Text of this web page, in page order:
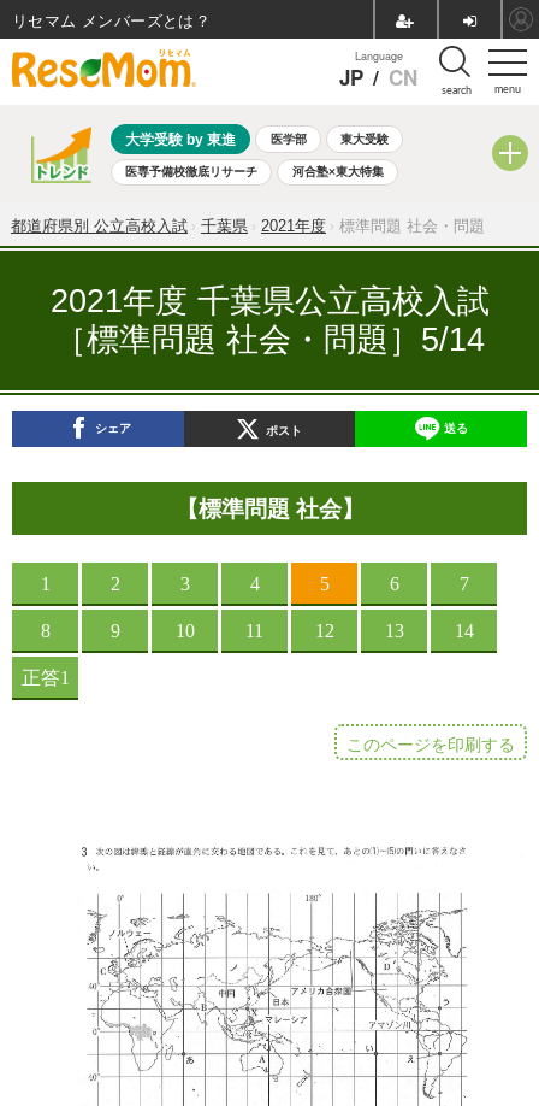
menu
Language
JP / CN search
大学受験 by 東進 医学部 東大受験
医専予備校徹底リサーチ 河合塾×東大特集
共通テスト 夏休み 8月開催学校説明会・相談会
自由研究教材（小学生向け） 自由研究教材（中学生向け）
ランキング
都道府県別 公立高校入試 千葉県 2021年度 標準問題 社会・問題
2021年度 千葉県公立高校入試
［標準問題 社会・問題］5/14
シェア ポスト 送る
【標準問題 社会】
このページを印刷する
リセマム メンバーズ